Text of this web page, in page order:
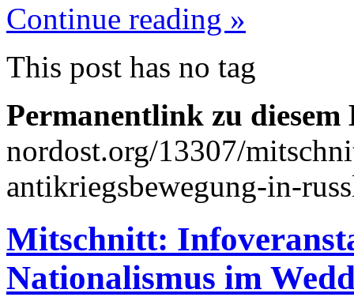
Continue reading »
This post has no tag
Permanentlink zu
nordost.org/13307/
antikriegsbewegung-in-
Mitschnitt:
Nationalismus im